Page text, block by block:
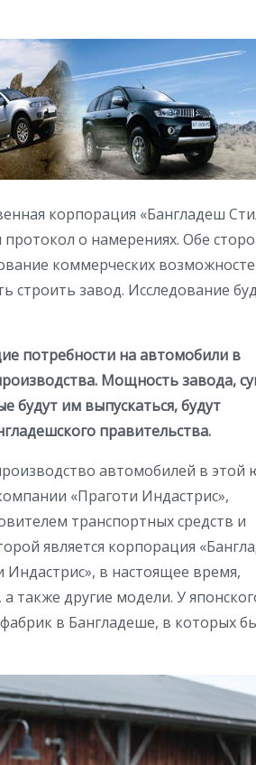
корпорация «Бангладеш
о намерениях. Обе
коммерческих
строить завод. Исследование
потребности на автомобили в
Мощность завода,
будут им выпускаться, будут
правительства.
автомобилей в этой
«Праготи Индастрис»,
транспортных средств и
является корпорация
в настоящее время,
, а также другие модели. У
в Бангладеше, в которых